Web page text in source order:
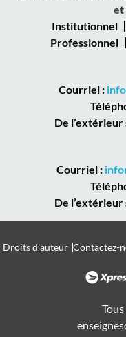
et
Institutionnel
Professionnel
Courriel :
De l’extérieur
Courriel :
De l’extérieur
Droits d'auteur Contactez-